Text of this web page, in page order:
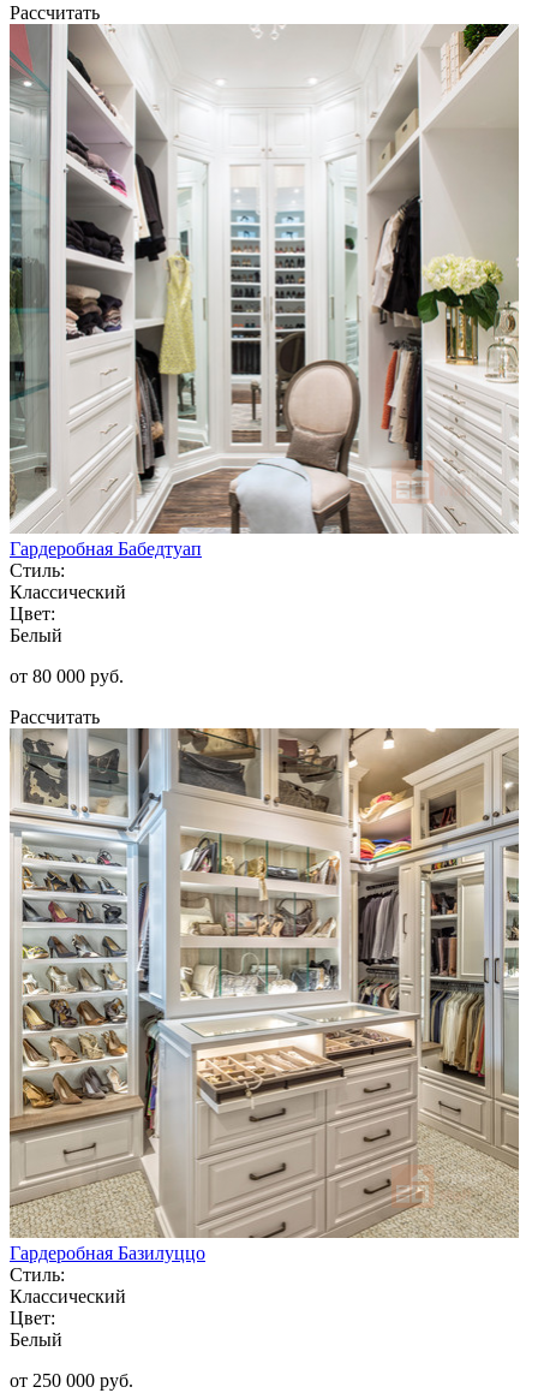
Рассчитать
Гардеробная Бабедтуап
Стиль:
Классический
Цвет:
Белый
от 80 000 руб.
Рассчитать
Гардеробная Базилуццо
Стиль:
Классический
Цвет:
Белый
от 250 000 руб.